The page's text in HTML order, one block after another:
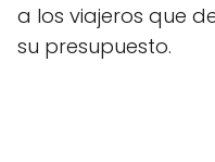
a los viajeros que
su presupuesto.